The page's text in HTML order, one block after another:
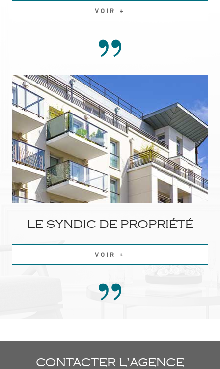
VOIR +
LE SYNDIC DE PROPRIÉTÉ
VOIR +
CONTACTER L'AGENCE